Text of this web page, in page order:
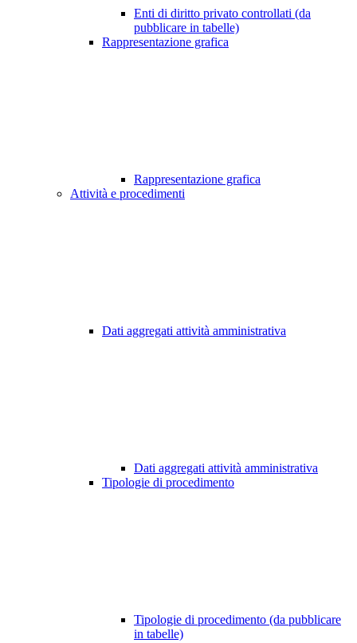
Enti di diritto privato controllati (da
pubblicare in tabelle)
Rappresentazione grafica
Rappresentazione grafica
Attività e procedimenti
Dati aggregati attività amministrativa
Dati aggregati attività amministrativa
Tipologie di procedimento
Tipologie di procedimento (da pubblicare
in tabelle)